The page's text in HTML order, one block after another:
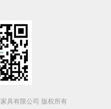
具有限公司 版权所有